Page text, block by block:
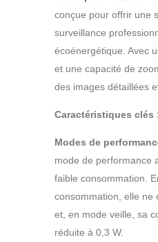
conçue pour offrir une
surveillance
écoénergétique. Avec
et une capacité de
des images détaillées
Caractéristiques clés
Modes de
mode de performance
faible consommation.
consommation, elle ne
et, en mode veille, sa
réduite à 0,3 W.